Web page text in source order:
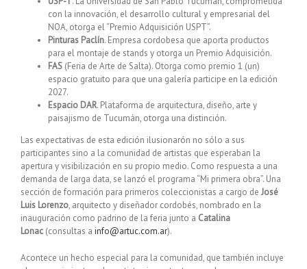
con la innovación, el desarrollo cultural y empresarial del
NOA, otorga el “Premio Adquisición USPT”.
Pinturas Paclín. Empresa cordobesa que aporta productos
para el montaje de stands y otorga un Premio Adquisición.
FAS (Feria de Arte de Salta). Otorga como premio 1 (un)
espacio gratuito para que una galería participe en la edición
2027.
Espacio DAR. Plataforma de arquitectura, diseño, arte y
paisajismo de Tucumán, otorga una distinción.
Las expectativas de esta edición ilusionarón no sólo a sus
participantes sino a la comunidad de artistas que esperaban la
apertura y visibilización en su propio medio. Como respuesta a una
demanda de larga data, se lanzó el programa “Mi primera obra”. Una
sección de formación para primeros coleccionistas a cargo de José
Luis Lorenzo, arquitecto y diseñador cordobés, nombrado en la
inauguración como padrino de la feria junto a Catalina
Lonac (consultas a info@artuc.com.ar).
Acontece un hecho especial para la comunidad, que también incluye